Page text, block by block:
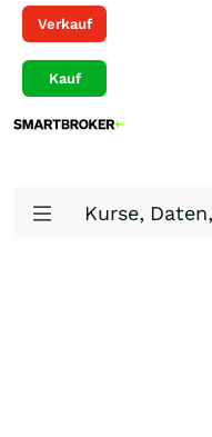
Verkauf
Kauf
Kurse,